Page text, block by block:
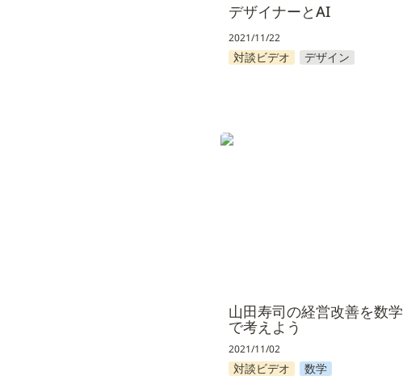
デザイナーとAI
2021/11/22
対談ビデオ デザイン
山田寿司の経営改善を数学で考
山田寿司の経営改善を数学
で考えよう
2021/11/02
対談ビデオ 数学